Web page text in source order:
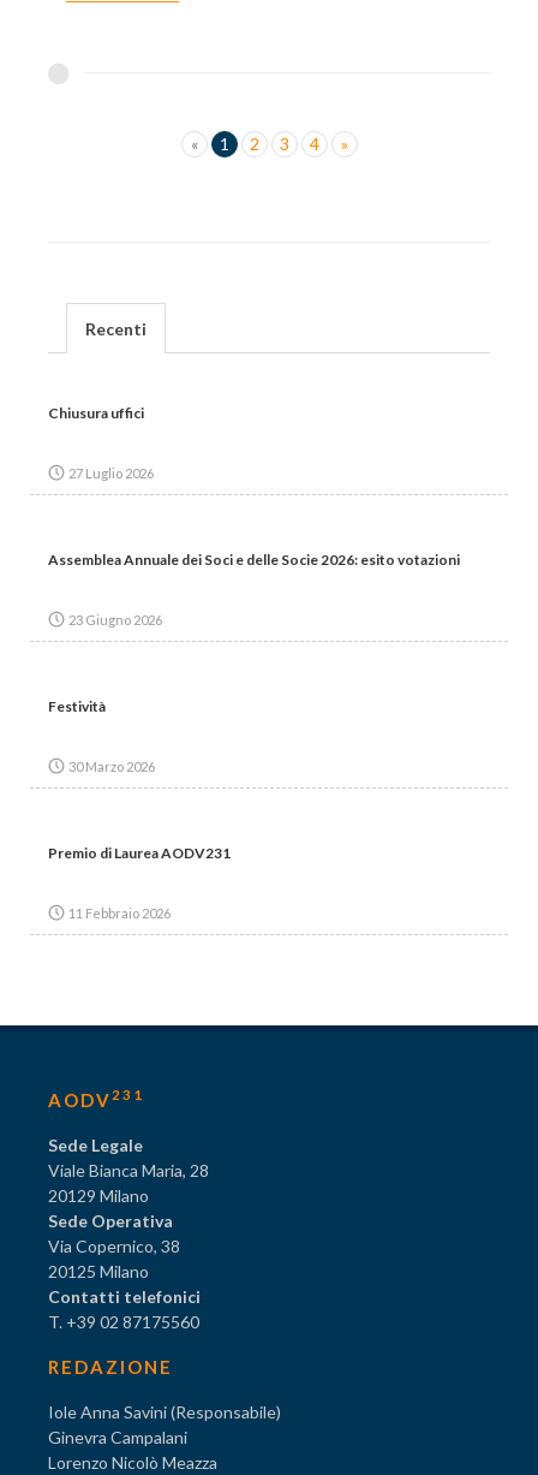
« 1 2 3 4 »
Recenti
Chiusura uffici
27 Luglio 2026
Assemblea Annuale dei Soci e delle Socie 2026: esito votazioni
23 Giugno 2026
Festività
30 Marzo 2026
Premio di Laurea AODV231
11 Febbraio 2026
AODV 231
Sede Legale
Viale Bianca Maria, 28
20129 Milano
Sede Operativa
Via Copernico, 38
20125 Milano
Contatti telefonici
T. +39 02 87175560
REDAZIONE
Iole Anna Savini (Responsabile)
Ginevra Campalani
Lorenzo Nicolò Meazza